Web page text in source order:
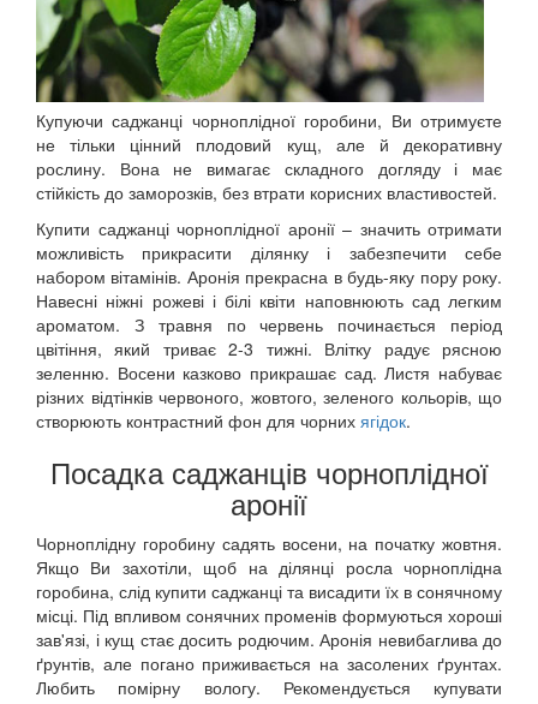
Купуючи саджанці чорноплідної горобини, Ви отримуєте
не тільки цінний плодовий кущ, але й декоративну
рослину. Вона не вимагає складного догляду і має
стійкість до заморозків, без втрати корисних властивостей.
Купити саджанці чорноплідної аронії – значить отримати
можливість прикрасити ділянку і забезпечити себе
набором вітамінів. Аронія прекрасна в будь-яку пору року.
Навесні ніжні рожеві і білі квіти наповнюють сад легким
ароматом. З травня по червень починається період
цвітіння, який триває 2-3 тижні. Влітку радує рясною
зеленню. Восени казково прикрашає сад. Листя набуває
різних відтінків червоного, жовтого, зеленого кольорів, що
створюють контрастний фон для чорних ягідок.
Посадка саджанців чорноплідної
аронії
Чорноплідну горобину садять восени, на початку жовтня.
Якщо Ви захотіли, щоб на ділянці росла чорноплідна
горобина, слід купити саджанці та висадити їх в сонячному
місці. Під впливом сонячних променів формуються хороші
зав'язі, і кущ стає досить родючим. Аронія невибаглива до
ґрунтів, але погано приживається на засолених ґрунтах.
Любить помірну вологу. Рекомендується купувати